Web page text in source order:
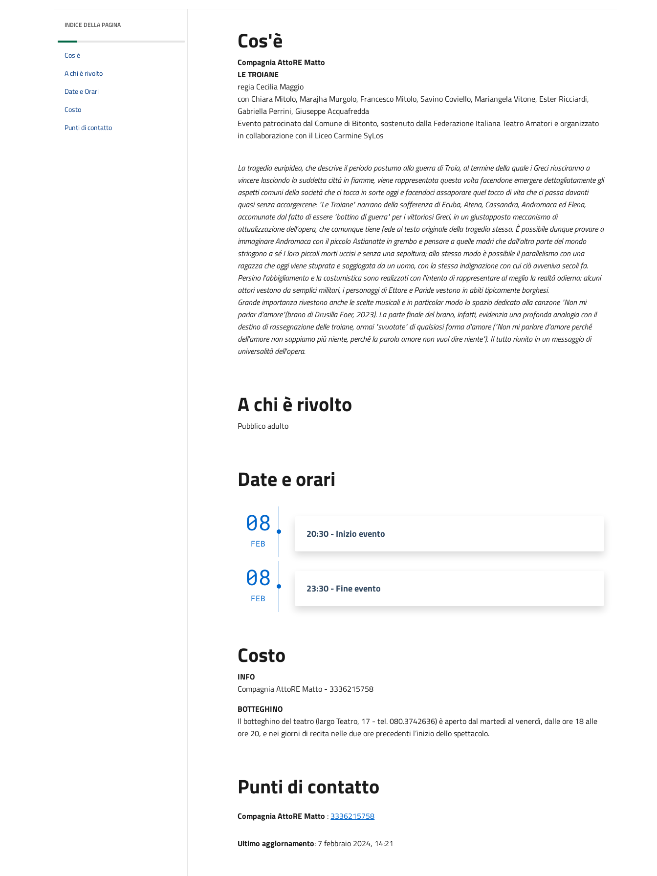
INDICE DELLA PAGINA
Cos'è
A chi è rivolto
Date e Orari
Costo
Punti di contatto
Cos'è
Compagnia AttoRE Matto
LE TROIANE
regia Cecilia Maggio
con Chiara Mitolo, Marajha Murgolo, Francesco Mitolo, Savino Coviello, Mariangela Vitone, Ester Ricciardi,
Gabriella Perrini, Giuseppe Acquafredda
Evento patrocinato dal Comune di Bitonto, sostenuto dalla Federazione Italiana Teatro Amatori e organizzato
in collaborazione con il Liceo Carmine SyLos
La tragedia euripidea, che descrive il periodo postumo alla guerra di Troia, al termine della quale i Greci riusciranno a
vincere lasciando la suddetta città in fiamme, viene rappresentata questa volta facendone emergere dettagliatamente gli
aspetti comuni della società che ci tocca in sorte oggi e facendoci assaporare quel tocco di vita che ci passa davanti
quasi senza accorgercene: "Le Troiane" narrano della sofferenza di Ecuba, Atena, Cassandra, Andromaca ed Elena,
accomunate dal fatto di essere "bottino dl guerra" per i vittoriosi Greci, in un giustapposto meccanismo di
attualizzazione dell'opera, che comunque tiene fede al testo originale della tragedia stessa. È possibile dunque provare a
immaginare Andromaca con il piccolo Astianatte in grembo e pensare a quelle madri che dall'altra parte del mondo
stringono a sé I loro piccoli morti uccisi e senza una sepoltura; allo stesso modo è possibile il parallelismo con una
ragazza che oggi viene stuprata e soggiogata da un uomo, con la stessa indignazione con cui ciò avveniva secoli fa.
Persino l'abbigliamento e la costumistica sono realizzati con l'intento di rappresentare al meglio la realtà odierna: alcuni
attori vestono da semplici militari, i personaggi di Ettore e Paride vestono in abiti tipicamente borghesi.
Grande importanza rivestono anche le scelte musicali e in particolar modo lo spazio dedicato alla canzone "Non mi
parlar d'amore"(brano di Drusilla Foer, 2023). La parte finale del brano, infatti, evidenzia una profonda analogia con il
destino di rassegnazione delle troiane, ormai "svuotate" di qualsiasi forma d'amore ("Non mi parlare d'amore perché
dell'amore non sappiamo più niente, perché la parola amore non vuol dire niente"). Il tutto riunito in un messaggio di
universalità dell'opera.
A chi è rivolto
Pubblico adulto
Date e orari
08
FEB
20:30 - Inizio evento
08
FEB
23:30 - Fine evento
Costo
INFO
Compagnia AttoRE Matto - 3336215758
BOTTEGHINO
Il botteghino del teatro (largo Teatro, 17 - tel. 080.3742636) è aperto dal martedì al venerdì, dalle ore 18 alle
ore 20, e nei giorni di recita nelle due ore precedenti l’inizio dello spettacolo.
Punti di contatto
Compagnia AttoRE Matto : 3336215758
Ultimo aggiornamento: 7 febbraio 2024, 14:21